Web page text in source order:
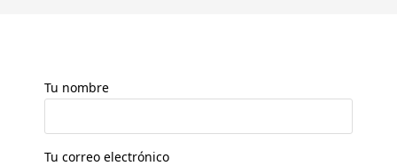
Tu nombre
Tu correo electrónico